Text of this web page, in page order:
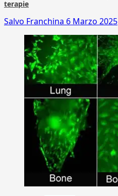
terapie
Salvo Franchina 6 Marzo 2025